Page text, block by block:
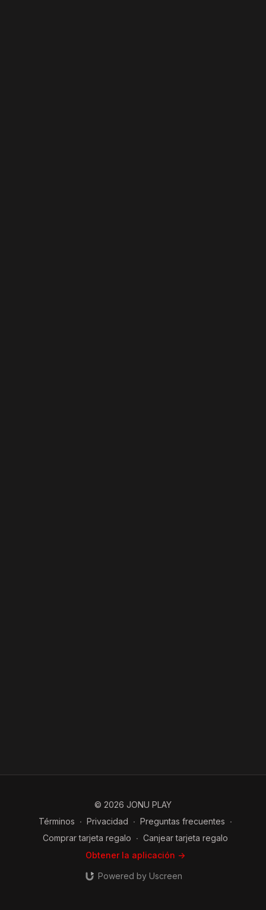
© 2026 JONU PLAY
Términos ∙ Privacidad ∙ Preguntas frecuentes ∙
Comprar tarjeta regalo ∙ Canjear tarjeta regalo
Obtener la aplicación ->
Powered by Uscreen